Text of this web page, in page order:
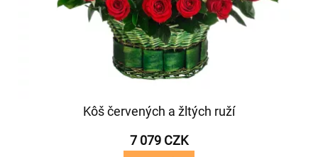
Kôš červených a žltých ruží
7 079 CZK